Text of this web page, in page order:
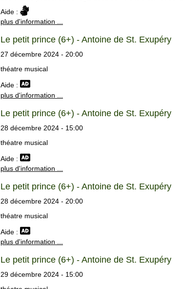
Aide :
plus d'information ...
Le petit prince (6+) - Antoine de St. Exupéry
27 décembre 2024 - 20:00
théatre musical
Aide :
plus d'information ...
Le petit prince (6+) - Antoine de St. Exupéry
28 décembre 2024 - 15:00
théatre musical
Aide :
plus d'information ...
Le petit prince (6+) - Antoine de St. Exupéry
28 décembre 2024 - 20:00
théatre musical
Aide :
plus d'information ...
Le petit prince (6+) - Antoine de St. Exupéry
29 décembre 2024 - 15:00